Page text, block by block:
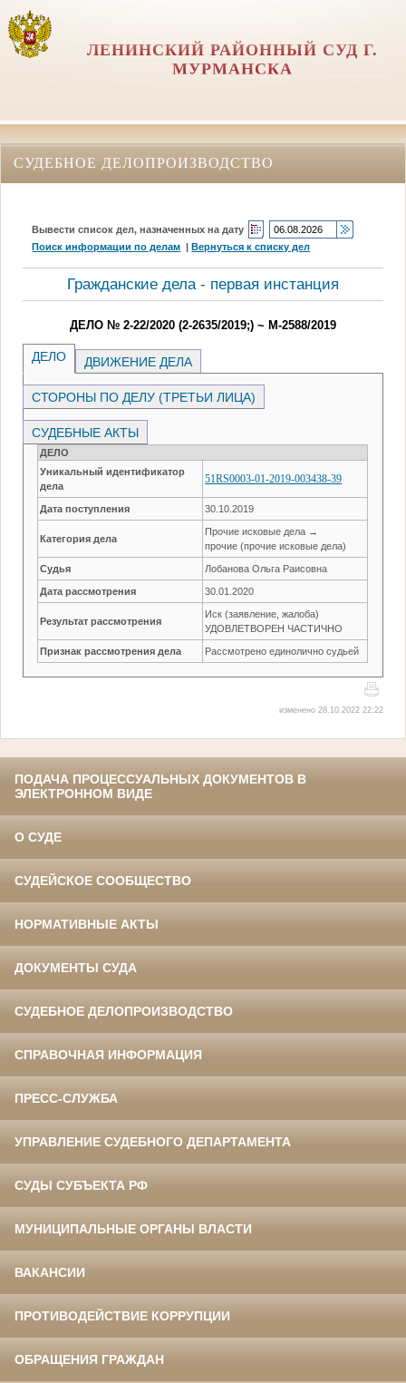
ЛЕНИНСКИЙ РАЙОННЫЙ СУД Г.
МУРМАНСКА
СУДЕБНОЕ ДЕЛОПРОИЗВОДСТВО
Вывести список дел, назначенных на дату
Поиск информации по делам |Вернуться к списку дел
Гражданские дела - первая инстанция
ДЕЛО № 2-22/2020 (2-2635/2019;) ~ М-2588/2019
ДЕЛО ДВИЖЕНИЕ ДЕЛА
СТОРОНЫ ПО ДЕЛУ (ТРЕТЬИ ЛИЦА)
СУДЕБНЫЕ АКТЫ
ДЕЛО
Уникальный идентификатор
дела
51RS0003-01-2019-003438-39
Дата поступления 30.10.2019
Категория дела
Прочие исковые дела →
прочие (прочие исковые дела)
Судья Лобанова Ольга Раисовна
Дата рассмотрения 30.01.2020
Результат рассмотрения
Иск (заявление, жалоба)
УДОВЛЕТВОРЕН ЧАСТИЧНО
Признак рассмотрения дела Рассмотрено единолично судьей
изменено 28.10.2022 22:22
ПОДАЧА ПРОЦЕССУАЛЬНЫХ ДОКУМЕНТОВ В
ЭЛЕКТРОННОМ ВИДЕ
О СУДЕ
СУДЕЙСКОЕ СООБЩЕСТВО
НОРМАТИВНЫЕ АКТЫ
ДОКУМЕНТЫ СУДА
СУДЕБНОЕ ДЕЛОПРОИЗВОДСТВО
СПРАВОЧНАЯ ИНФОРМАЦИЯ
ПРЕСС-СЛУЖБА
УПРАВЛЕНИЕ СУДЕБНОГО ДЕПАРТАМЕНТА
СУДЫ СУБЪЕКТА РФ
МУНИЦИПАЛЬНЫЕ ОРГАНЫ ВЛАСТИ
ВАКАНСИИ
ПРОТИВОДЕЙСТВИЕ КОРРУПЦИИ
ОБРАЩЕНИЯ ГРАЖДАН